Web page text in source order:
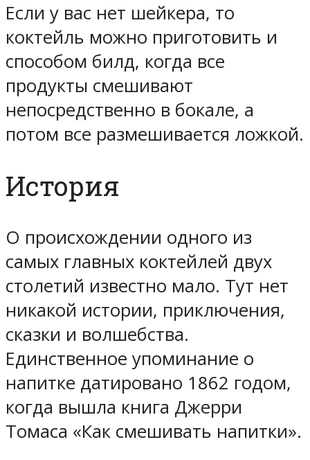
Если у вас нет шейкера, то
коктейль можно приготовить и
способом билд, когда все
продукты смешивают
непосредственно в бокале, а
потом все размешивается ложкой.
История
О происхождении одного из
самых главных коктейлей двух
столетий известно мало. Тут нет
никакой истории, приключения,
сказки и волшебства.
Единственное упоминание о
напитке датировано 1862 годом,
когда вышла книга Джерри
Томаса «Как смешивать напитки».